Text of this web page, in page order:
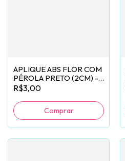
APLIQUE ABS FLOR COM
PÉROLA PRETO (2CM) -
2 UNIDADES
R$3,00